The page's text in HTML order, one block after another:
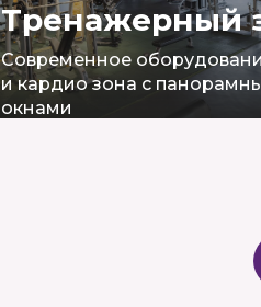
Тренажерный
Современное
и кардио зона с
окнами